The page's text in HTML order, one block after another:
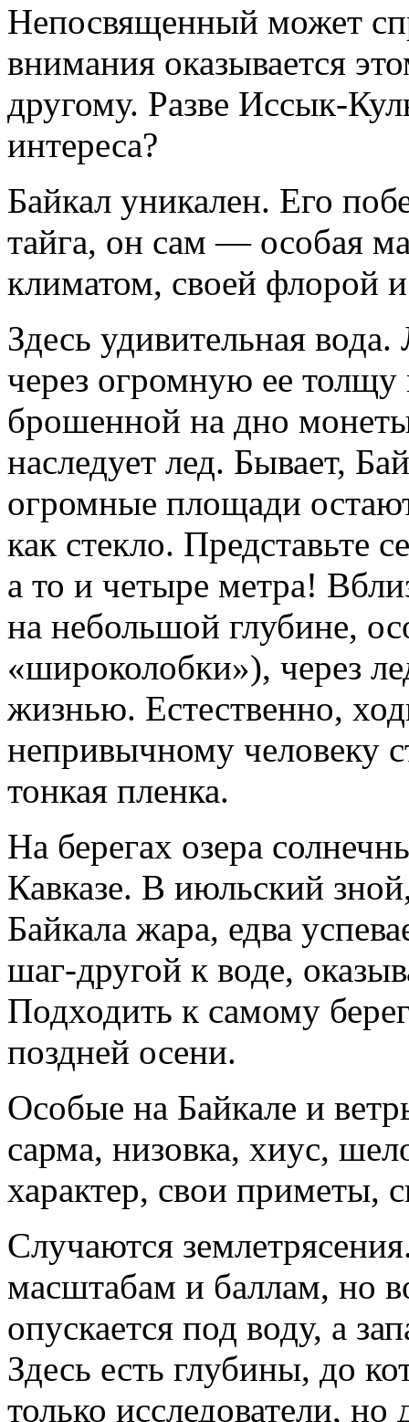
Непосвященный может
внимания оказывается
другому. Разве Иссык-
интереса?
Байкал уникален. Его
тайга, он сам — особая
климатом, своей флорой
Здесь удивительная
через огромную ее толщу
брошенной на дно
наследует лед. Бывает,
огромные площади
как стекло. Представьте
а то и четыре метра!
на небольшой глубине,
«широколобки»), через
жизнью. Естественно,
непривычному человеку
тонкая пленка.
На берегах озера
Кавказе. В июльский
Байкала жара, едва
шаг-другой к воде,
Подходить к самому
поздней осени.
Особые на Байкале и
сарма, низовка, хиус,
характер, свои приметы,
Случаются
масштабам и баллам, но
опускается под воду, а
Здесь есть глубины, до
только исследователи,